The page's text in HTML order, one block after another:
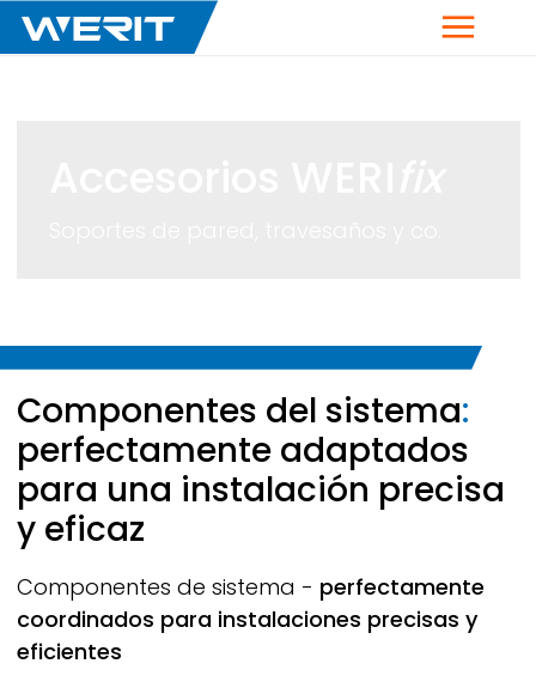
Menú
Breadcrumb
Componentes del sistema:
perfectamente adaptados
para una instalación precisa
y eficaz
Componentes de sistema - perfectamente
coordinados para instalaciones precisas y
eficientes